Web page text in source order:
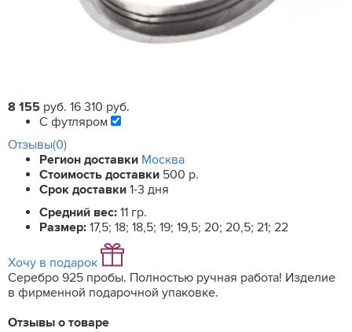
8 155 руб. 16 310 руб.
С футляром
Отзывы(0)
Регион доставки Москва
Стоимость доставки 500 р.
Срок доставки 1-3 дня
Средний вес: 11 гр.
Размер: 17,5; 18; 18,5; 19; 19,5; 20; 20,5; 21; 22
Хочу в подарок
Серебро 925 пробы. Полностью ручная работа! Изделие
в фирменной подарочной упаковке.
Отзывы о товаре